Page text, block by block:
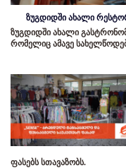
ზუგდიდში ახალი
ზუგდიდში ახალი
რომელიც ამავე
ფასებს სთავაზობს.